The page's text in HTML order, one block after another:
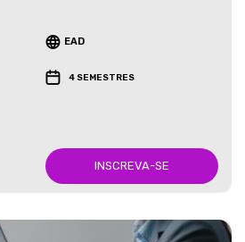
EAD
4 SEMESTRES
INSCREVA-SE